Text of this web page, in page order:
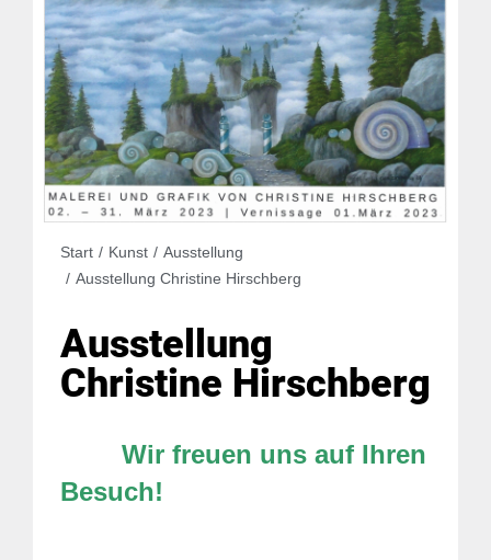
Sie befinden sich hier:
Start Kunst
Ausstellung
Ausstellung Christine Hirschberg
Ausstellung
Christine Hirschberg
Wir freuen uns auf Ihren
Besuch!